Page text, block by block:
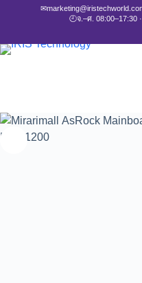
✉
🕘จ.–ศ. 08:00–17:30